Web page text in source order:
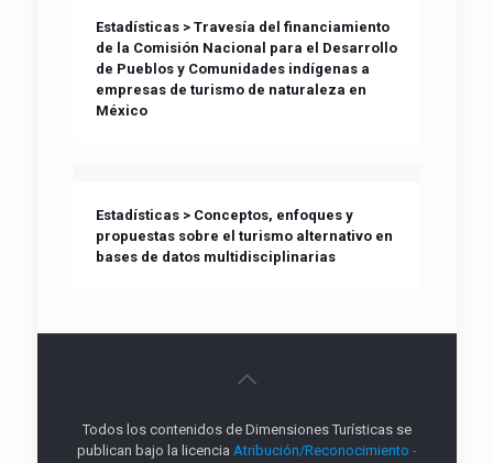
Estadísticas > Travesía del financiamiento
de la Comisión Nacional para el Desarrollo
de Pueblos y Comunidades indígenas a
empresas de turismo de naturaleza en
México
Estadísticas > Conceptos, enfoques y
propuestas sobre el turismo alternativo en
bases de datos multidisciplinarias
Todos los contenidos de Dimensiones Turísticas se
publican bajo la licencia Atribución/Reconocimiento -